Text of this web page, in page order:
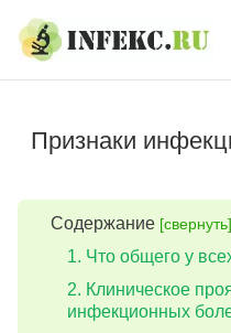
navigation
content
Признаки
Содержание [свернуть]
Что общего у
Клиническое
инфекционных